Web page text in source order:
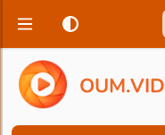
OUM.VID